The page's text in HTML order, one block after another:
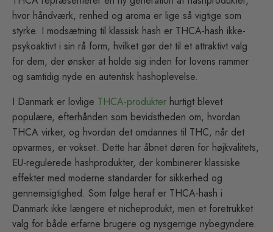
hvor håndværk, renhed og aroma er lige så vigtige som
styrke. I modsætning til klassisk hash er THCA-hash ikke-
psykoaktivt i sin rå form, hvilket gør det til et attraktivt valg
for dem, der ønsker at holde sig inden for lovens rammer
og samtidig nyde en autentisk hashoplevelse.
I Danmark er lovlige THCA-produkter hurtigt blevet
populære, efterhånden som bevidstheden om, hvordan
THCA virker, og hvordan det omdannes til THC, når det
opvarmes, er vokset. Dette har åbnet døren for højkvalitets,
EU-regulerede hashprodukter, der kombinerer klassiske
effekter med moderne standarder for sikkerhed og
gennemsigtighed. Som følge heraf er THCA-hash i
Danmark ikke længere et nicheprodukt, men et foretrukket
valg for både erfarne brugere og nysgerrige nybegyndere.